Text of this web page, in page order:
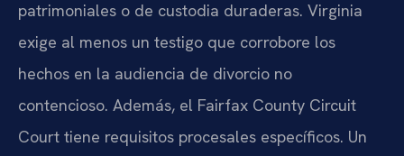
patrimoniales o de custodia duraderas. Virginia
exige al menos un testigo que corrobore los
hechos en la audiencia de divorcio no
contencioso. Además, el Fairfax County Circuit
Court tiene requisitos procesales específicos. Un